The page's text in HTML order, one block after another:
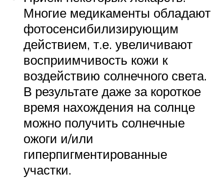
Многие медикаменты обладают
фотосенсибилизирующим
действием, т.е. увеличивают
восприимчивость кожи к
воздействию солнечного света.
В результате даже за короткое
время нахождения на солнце
можно получить солнечные
ожоги и/или
гиперпигментированные
участки.